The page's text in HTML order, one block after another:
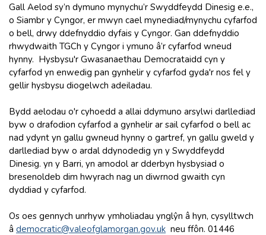
Gall Aelod sy’n dymuno mynychu’r Swyddfeydd Dinesig e.e.,
o Siambr y Cyngor, er mwyn cael mynediad/mynychu cyfarfod
o bell, drwy ddefnyddio dyfais y Cyngor. Gan ddefnyddio
rhwydwaith TGCh y Cyngor i ymuno â’r cyfarfod wneud
hynny. Hysbysu'r Gwasanaethau Democrataidd cyn y
cyfarfod yn enwedig pan gynhelir y cyfarfod gyda'r nos fel y
gellir hysbysu diogelwch adeiladau.
Bydd aelodau o'r cyhoedd a allai ddymuno arsylwi darllediad
byw o drafodion cyfarfod a gynhelir ar sail cyfarfod o bell ac
nad ydynt yn gallu gwneud hynny o gartref, yn gallu gweld y
darllediad byw o ardal ddynodedig yn y Swyddfeydd
Dinesig. yn y Barri, yn amodol ar dderbyn hysbysiad o
bresenoldeb dim hwyrach nag un diwrnod gwaith cyn
dyddiad y cyfarfod.
Os oes gennych unrhyw ymholiadau ynglŷn â hyn, cysylltwch
â democratic@valeofglamorgan.gov.uk neu ffôn. 01446